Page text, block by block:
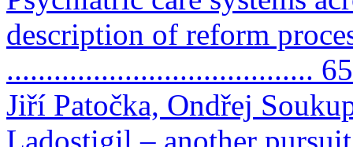
description of reform
....................................... 65
Jiří Patočka, Ondřej